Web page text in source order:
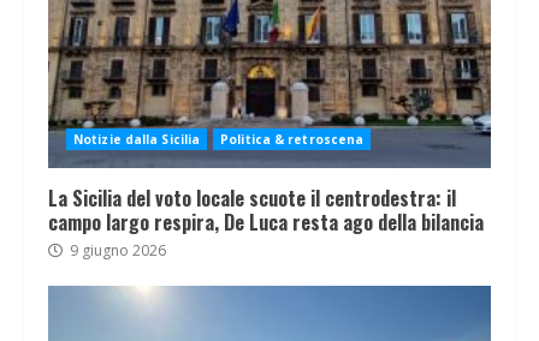
Notizie dalla Sicilia Politica & retroscena
La Sicilia del voto locale scuote il centrodestra: il
campo largo respira, De Luca resta ago della bilancia
9 giugno 2026